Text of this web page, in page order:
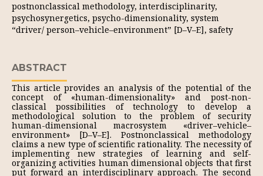
postnonclassical methodology, interdisciplinarity,
psychosynergetics, psycho-dimensionality, system
“driver/ person–vehicle–environment” [D–V–E], safety
ABSTRACT
This article provides an analysis of the potential of the
concept of «human-dimensionality» and post-non-
classical possibilities of technology to develop a
methodological solution to the problem of security
human-dimensional macrosystem «driver–vehicle–
environment» [D–V–E]. Postnonclassical methodology
claims a new type of scientific rationality. The necessity of
implementing new strategies of learning and self-
organizing activities human dimensional objects that first
put forward an interdisciplinary approach. The second